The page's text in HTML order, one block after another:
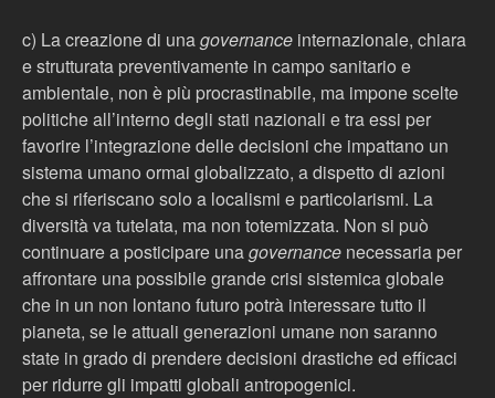
c) La creazione di unagovernance internazionale, chiara
e strutturata preventivamente in campo sanitario e
ambientale, non è più procrastinabile, ma impone scelte
politiche all’interno degli stati nazionali e tra essi per
favorire l’integrazione delle decisioni che impattano un
sistema umano ormai globalizzato, a dispetto di azioni
che si riferiscano solo a localismi e particolarismi. La
diversità va tutelata, ma non totemizzata. Non si può
continuare a posticipare unagovernance necessaria per
affrontare una possibile grande crisi sistemica globale
che in un non lontano futuro potrà interessare tutto il
pianeta, se le attuali generazioni umane non saranno
state in grado di prendere decisioni drastiche ed efficaci
per ridurre gli impatti globali antropogenici.